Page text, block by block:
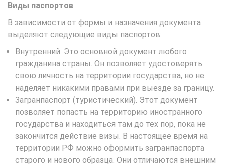
Виды паспортов
В зависимости от формы и назначения документа
выделяют следующие виды паспортов:
Внутренний. Это основной документ любого
гражданина страны. Он позволяет удостоверять
свою личность на территории государства, но не
наделяет никакими правами при выезде за границу.
Загранпаспорт (туристический). Этот документ
позволяет попасть на территорию иностранного
государства и находиться там до тех пор, пока не
закончится действие визы. В настоящее время на
территории РФ можно оформить загранпаспорта
старого и нового образца. Они отличаются внешним